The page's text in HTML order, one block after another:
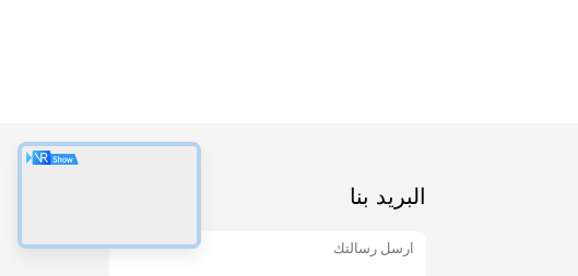
البريد بنا